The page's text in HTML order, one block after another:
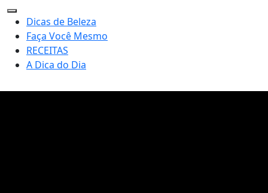
Dicas de Beleza
Faça Você Mesmo
RECEITAS
A Dica do Dia